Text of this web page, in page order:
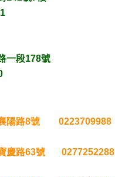
一段178號
陽路8號 0223709988
慶路63號 0277252288